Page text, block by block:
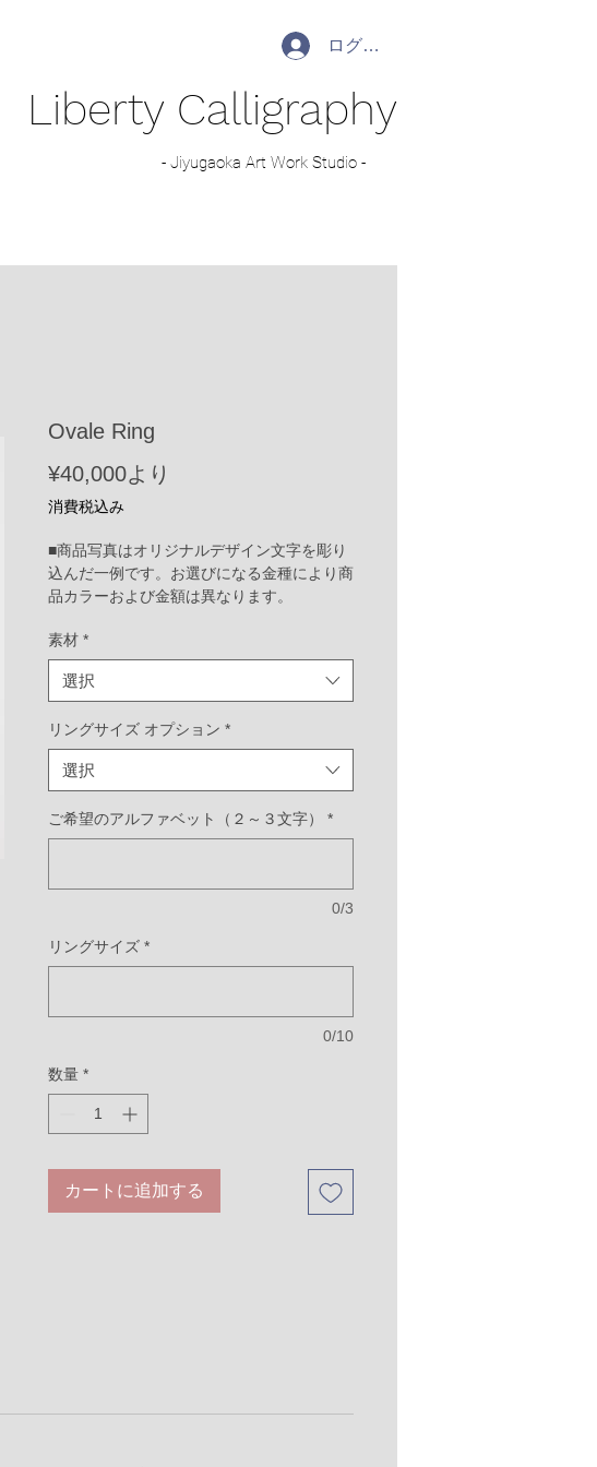
ログイン
Liberty Calligraphy
- Jiyugaoka Art Work Studio -
Ovale Ring
¥40,000より
価
格
消費税込み
■商品写真はオリジナルデザイン文字を彫り
込んだ一例です。お選びになる金種により商
品カラーおよび金額は異なります。
ベーシックなオーバル型は、どの指にもしっ
くり馴染みます。シンプルな形に仕上げたリ
ングは、お手持ちのリングとの重ね付けもし
モノグラム部分は、ご希望のアルファベット
す。
［サイズ詳細］
彫刻デザイン決定まで約２週間＋制作期間:
約２～３週間(合計 約１ヶ月)
素材 *
選択
リングサイズ オプション *
選択
ご希望のアルファベット（２～３文字） *
0/3
リングサイズ *
0/10
数量 *
カートに追加する